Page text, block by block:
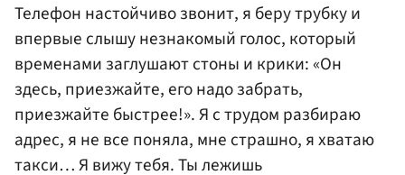
Телефон настойчиво звонит, я беру трубку и
впервые слышу незнакомый голос, который
временами заглушают стоны и крики: «Он
здесь, приезжайте, его надо забрать,
приезжайте быстрее!». Я с трудом разбираю
адрес, я не все поняла, мне страшно, я хватаю
такси… Я вижу тебя. Ты лежишь